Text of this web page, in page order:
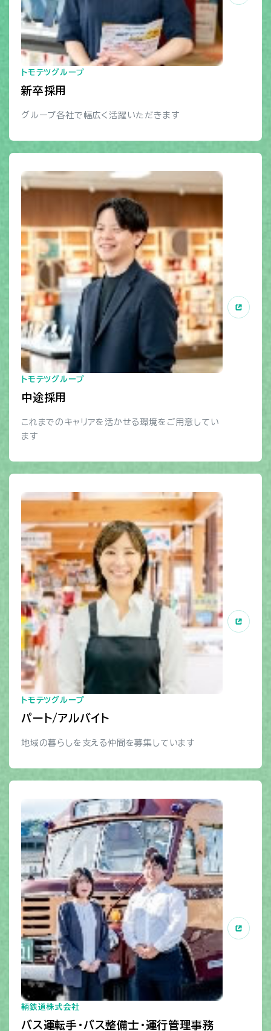
トモテツグループ
新卒採用
グループ各社で幅広く活躍いただきます
トモテツグループ
中途採用
これまでのキャリアを活かせる環境をご用意してい
ます
トモテツグループ
パート/アルバイト
地域の暮らしを支える仲間を募集しています
鞆鉄道株式会社
バス運転手・バス整備士・運行管理事務